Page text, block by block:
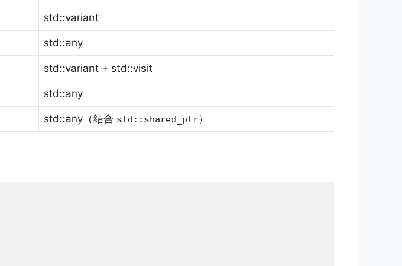
std::variant
std::any
std::variant + std::visit
std::any
std::any（结合 std::shared_ptr）